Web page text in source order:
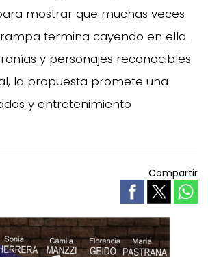
mostrar que muchas veces
termina cayendo en ella.
y personajes reconocibles
la propuesta promete una
y entretenimiento
Compartir